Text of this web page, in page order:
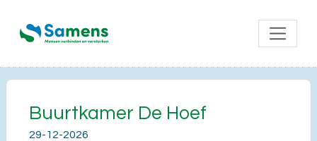
Buurtkamer De Hoef
29-12-2026